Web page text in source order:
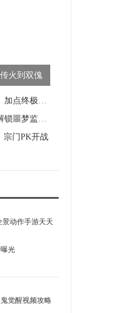
火到双傀
梦幻西游手游小雷音宝石，符石、加点终极攻略
第五人格飞掠追击与双重传送，解锁噩梦监管者的高阶操作技巧
宗门PK开战
景动作手游天天
光
觉醒视频攻略